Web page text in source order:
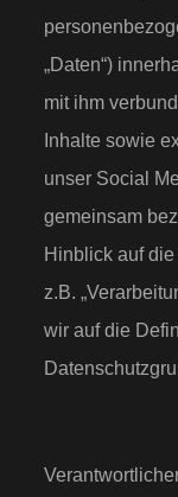
„Daten“)
mit ihm
Inhalte sowie
unser Social
gemeinsam
Hinblick auf
z.B.
wir auf die